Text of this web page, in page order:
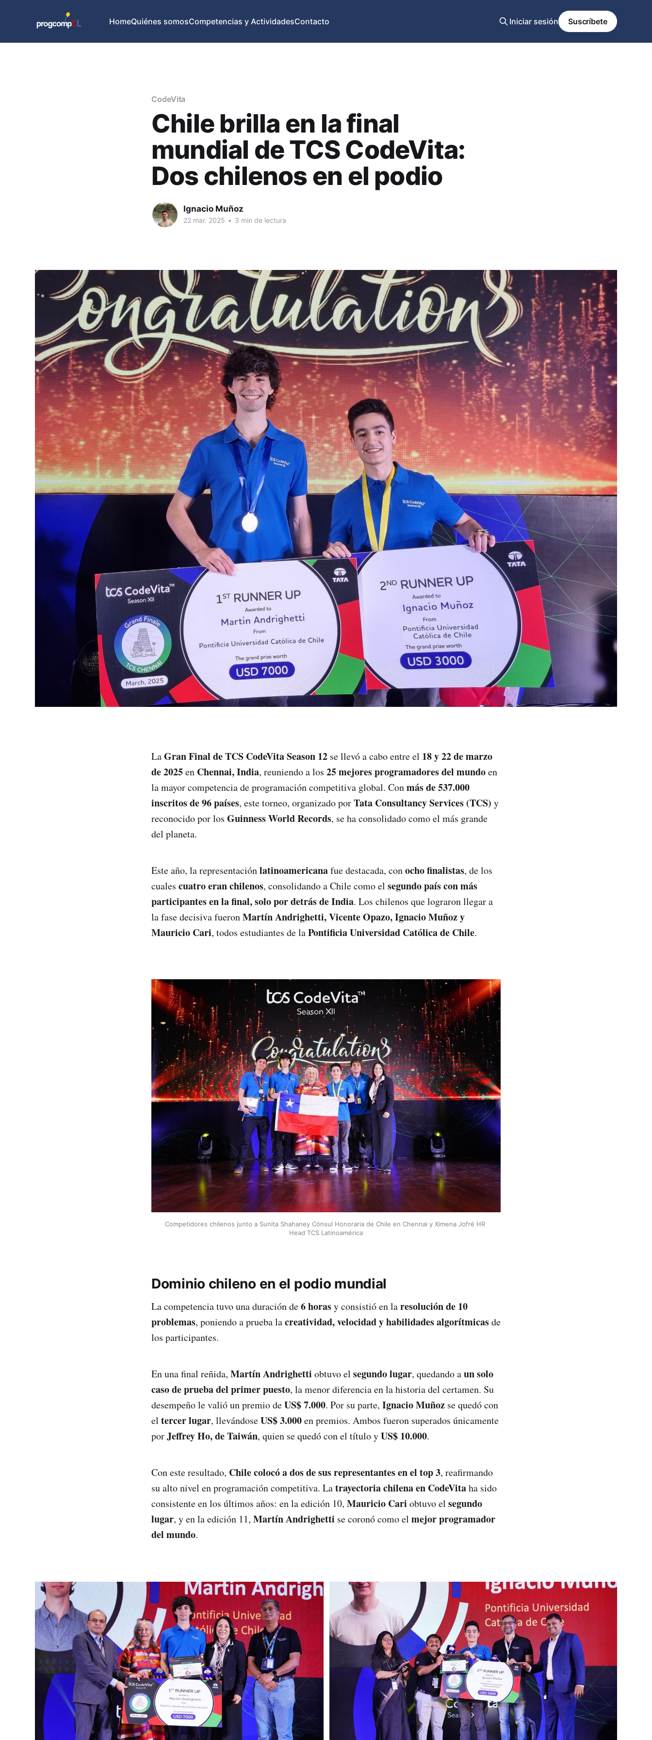
HomeQuiénes somosCompetencias y ActividadesContacto Iniciar sesión Suscríbete
CodeVita
Chile brilla en la final
mundial de TCS CodeVita:
Dos chilenos en el podio
Ignacio Muñoz
22 mar. 2025 • 3 min de lectura
LaGran Final de TCS CodeVita Season 12 se llevó a cabo entre el 18 y 22 de marzo
de 2025en Chennai, India, reuniendo a los 25 mejores programadores del mundoen
la mayor competencia de programación competitiva global. Conmás de 537.000
inscritos de 96 países, este torneo, organizado porTata Consultancy Services (TCS) y
reconocido por los Guinness World Records, se ha consolidado como el más grande
del planeta.
Este año, la representaciónlatinoamericanafue destacada, conocho finalistas, de los
cuales cuatro eran chilenos, consolidando a Chile como el segundo país con más
participantes en la final, solo por detrás de India. Los chilenos que lograron llegar a
la fase decisiva fueronMartín Andrighetti, Vicente Opazo, Ignacio Muñoz y
Mauricio Cari, todos estudiantes de laPontificia Universidad Católica de Chile.
Competidores chilenos junto a Sunita Shahaney Cónsul Honoraria de Chile en Chennai y Ximena Jofré HR
Head TCS Latinoamérica
Dominio chileno en el podio mundial
La competencia tuvo una duración de6 horasy consistió en laresolución de 10
problemas, poniendo a prueba lacreatividad, velocidad y habilidades algorítmicasde
los participantes.
En una final reñida, Martín Andrighetti obtuvo el segundo lugar, quedando aun solo
caso de prueba del primer puesto, la menor diferencia en la historia del certamen. Su
desempeño le valió un premio deUS$ 7.000. Por su parte, Ignacio Muñoz se quedó con
el tercer lugar, llevándoseUS$ 3.000en premios. Ambos fueron superados únicamente
porJeffrey Ho, de Taiwán, quien se quedó con el título yUS$ 10.000.
Con este resultado, Chile colocó a dos de sus representantes en el top 3, reafirmando
su alto nivel en programación competitiva. Latrayectoria chilena en CodeVitaha sido
consistente en los últimos años: en la edición 10, Mauricio Cari obtuvo el segundo
lugar, y en la edición 11, Martín Andrighetti se coronó como el mejor programador
del mundo.